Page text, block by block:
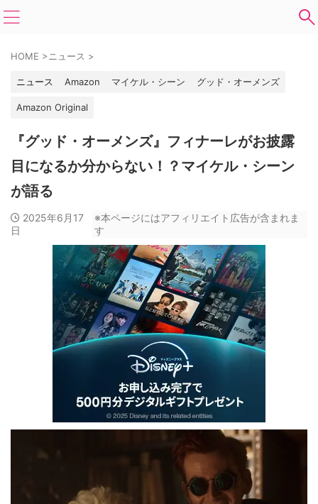
HOME >ニュース >
ニュース Amazon マイケル・シーン グッド・オーメンズ
Amazon Original
『グッド・オーメンズ』フィナーレがお披露
目になるか分からない！？マイケル・シーン
が語る
2025年6月17
日
※本ページにはアフィリエイト広告が含まれま
す